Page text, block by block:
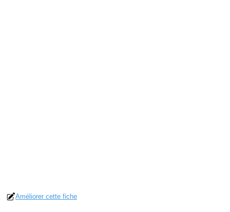
Améliorer cette fiche